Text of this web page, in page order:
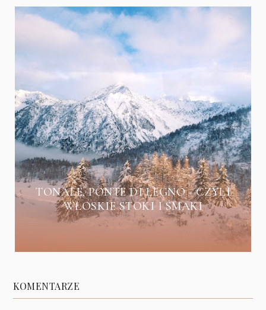
TONALE, PONTE DI LEGNO - CZYLI
WŁOSKIE STOKI I SMAKI
KOMENTARZE